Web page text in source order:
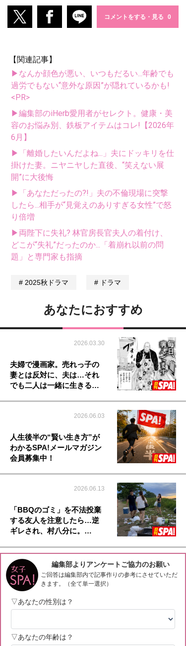
コメントをする・見る
【関連記事】
▶なんか顔色が悪い、いつもだるい...年齢でも
過労でもない“意外な原因”が隠れているかも!
<PR>
▶編集部のiHerb愛用者がセレクト。健康・美
容のお悩み別、鉄板アイテムはコレ!【2026年
6月】
▶「離婚したいんだよね...」夫にドッキリを仕
掛けた妻。ニヤニヤした直後、“笑えない展
開”に大後悔
▶「あなただったの?!」夫の不倫現場に突撃
したら...相手が“見覚えのありすぎる女性”で怒
り倍増
▶両陛下に失礼? 林官房長官夫人の着付け、
どこが“失礼”だったのか...「着崩れ以前の問
題」と専門家も指摘
2025秋ドラマ ドラマ
あなたにおすすめ
2026.03.30
夫婦で漫画家。売れっ子の
妻とは反対に、夫は…それ
でも二人は一緒に生きる…
2026.06.03
人生後半の“賢い生き方”が
わかるSPA!メールマガジン
会員募集中！
2026.06.13
「BBQのゴミ」を不法投棄
する友人を注意したら…逆
ギレされ、村八分に。…